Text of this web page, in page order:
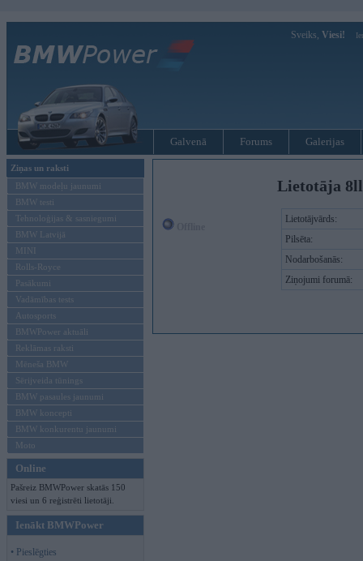
Sveiks, Viesi!
Galvenā Forums Galerijas
Ziņas un raksti
BMW modeļu jaunumi
BMW testi
Tehnoloģijas & sasniegumi
BMW Latvijā
MINI
Rolls-Royce
Pasākumi
Vadāmības tests
Autosports
BMWPower aktuāli
Reklāmas raksti
Mēneša BMW
Sērijveida tūnings
BMW pasaules jaunumi
BMW koncepti
BMW konkurentu jaunumi
Moto
Online
Pašreiz BMWPower skatās 150
viesi un 6 reģistrēti lietotāji.
Ienākt BMWPower
• Pieslēgties
Lietotāja
Lietotājvārds:
Pilsēta:
Nodarbošanās:
Ziņojumi forumā: